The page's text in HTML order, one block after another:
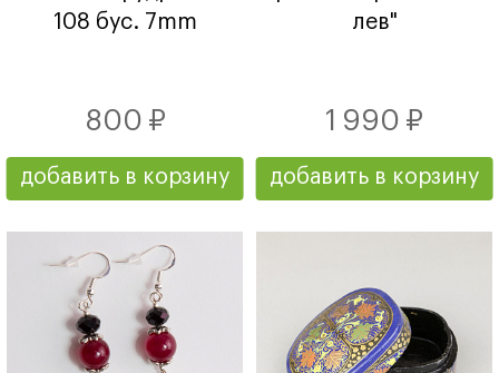
108 бус. 7mm
800 ₽
добавить в корзину
лев"
1 990 ₽
добавить в корзину